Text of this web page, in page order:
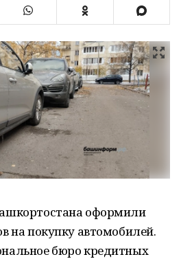
оформили
на покупку автомобилей.
бюро кредитных